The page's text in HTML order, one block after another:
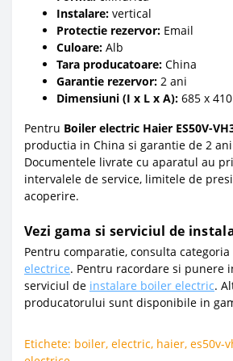
Instalare: vertical
Protectie rezervor: Email
Culoare: Alb
Tara producatoare: China
Garantie rezervor: 2 ani
Dimensiuni (I x L x A): 685 x
Pentru Boiler electric Haier ES50V-
productia in China si garantie de 2
Documentele livrate cu aparatul au
intervalele de service, limitele de
acoperire.
Vezi gama si serviciul de
Pentru comparatie, consulta categoria
electrice. Pentru racordare si punere
serviciul de instalare boiler electric.
producatorului sunt disponibile in
Etichete: boiler, electric, haier, es50v-